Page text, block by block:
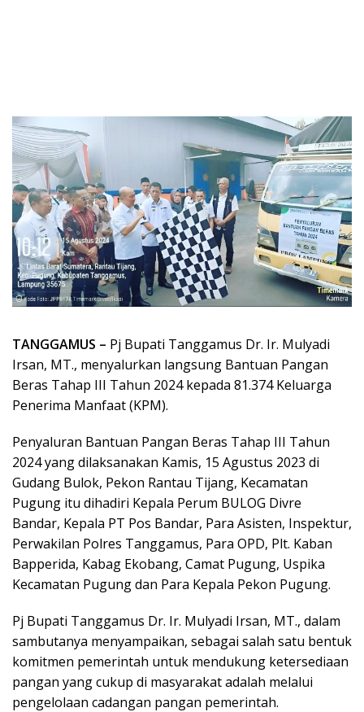
TANGGAMUS – Pj Bupati Tanggamus Dr. Ir. Mulyadi
Irsan, MT., menyalurkan langsung Bantuan Pangan
Beras Tahap III Tahun 2024 kepada 81.374 Keluarga
Penerima Manfaat (KPM).
Penyaluran Bantuan Pangan Beras Tahap III Tahun
2024 yang dilaksanakan Kamis, 15 Agustus 2023 di
Gudang Bulok, Pekon Rantau Tijang, Kecamatan
Pugung itu dihadiri Kepala Perum BULOG Divre
Bandar, Kepala PT Pos Bandar, Para Asisten, Inspektur,
Perwakilan Polres Tanggamus, Para OPD, Plt. Kaban
Bapperida, Kabag Ekobang, Camat Pugung, Uspika
Kecamatan Pugung dan Para Kepala Pekon Pugung.
Pj Bupati Tanggamus Dr. Ir. Mulyadi Irsan, MT., dalam
sambutanya menyampaikan, sebagai salah satu bentuk
komitmen pemerintah untuk mendukung ketersediaan
pangan yang cukup di masyarakat adalah melalui
pengelolaan cadangan pangan pemerintah.